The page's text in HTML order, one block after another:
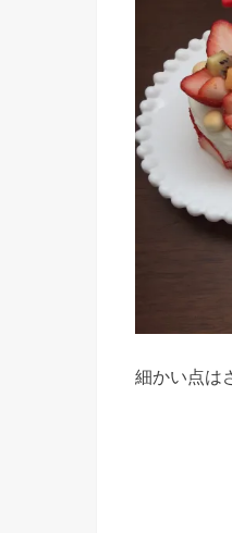
細かい点は